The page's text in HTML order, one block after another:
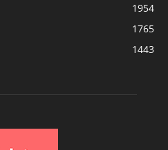
1954
1765
1443